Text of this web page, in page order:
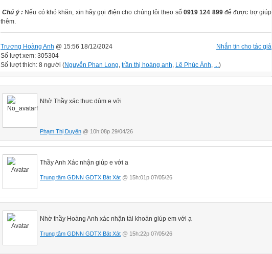
Chú ý : Nếu có khó khăn, xin hãy gọi điện cho chúng tôi theo số 0919 124 899để được trợ giúp
thêm.
Nhắn tin cho tác giả
Trương Hoàng Anh @ 15:56 18/12/2024
Số lượt xem: 305304
Số lượt thích: 8 người (Nguyễn Phan Long trần thị hoàng anh Lê Phúc Ánh )
Nhờ Thầy xác thực dùm e với
Phạm Thị Duyên @ 10h:08p 29/04/26
Thầy Anh Xác nhận giúp e với a
Trung tâm GDNN GDTX Bát Xát @ 15h:01p 07/05/26
Nhờ thầy Hoàng Anh xác nhận tài khoản giúp em với ạ
Trung tâm GDNN GDTX Bát Xát @ 15h:22p 07/05/26